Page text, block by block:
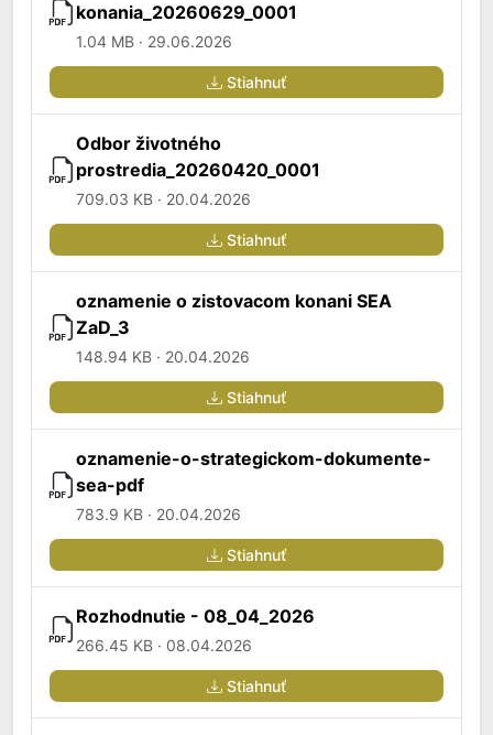
konania_20260629_0001
1.04 MB · 29.06.2026
Stiahnuť
Odbor životného
prostredia_20260420_0001
709.03 KB · 20.04.2026
Stiahnuť
oznamenie o zistovacom konani SEA
ZaD_3
148.94 KB · 20.04.2026
Stiahnuť
oznamenie-o-strategickom-dokumente-
sea-pdf
783.9 KB · 20.04.2026
Stiahnuť
Rozhodnutie - 08_04_2026
266.45 KB · 08.04.2026
Stiahnuť